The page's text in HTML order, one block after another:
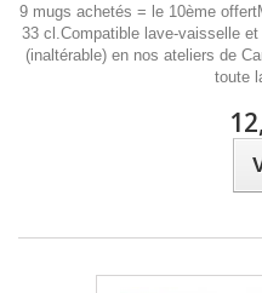
9 mugs achetés = le 10ème
33 cl.Compatible lave-vaisselle
(inaltérable) en nos ateliers de
toute